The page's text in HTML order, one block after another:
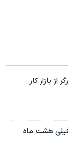
بازار کار
هشت ماه